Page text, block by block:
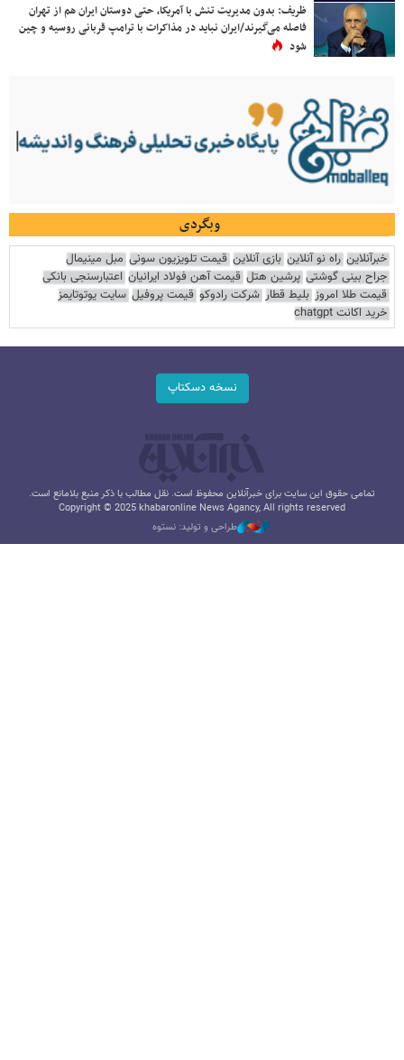
ظریف: بدون مدیریت تنش با آمریکا، حتی دوستان ایران هم از تهران
فاصله می‌گیرند/ایران نباید در مذاکرات با ترامپ قربانی روسیه و چین
شود
وبگردی
خبرآنلاین راه نو آنلاین بازی آنلاین قیمت تلویزیون سونی مبل مینیمال
جراح بینی گوشتی پرشین هتل قیمت آهن فولاد ایرانیان اعتبارسنجی بانکی
قیمت طلا امروز بلیط قطار شرکت رادوکو قیمت پروفیل سایت یوتوتایمز
خرید اکانت chatgpt
نسخه دسکتاپ
تمامی حقوق این سایت برای خبرآنلاین محفوظ است. نقل مطالب با ذکر منبع بلامانع است.
Copyright © 2025 khabaronline News Agancy, All rights reserved
طراحی و تولید: نستوه